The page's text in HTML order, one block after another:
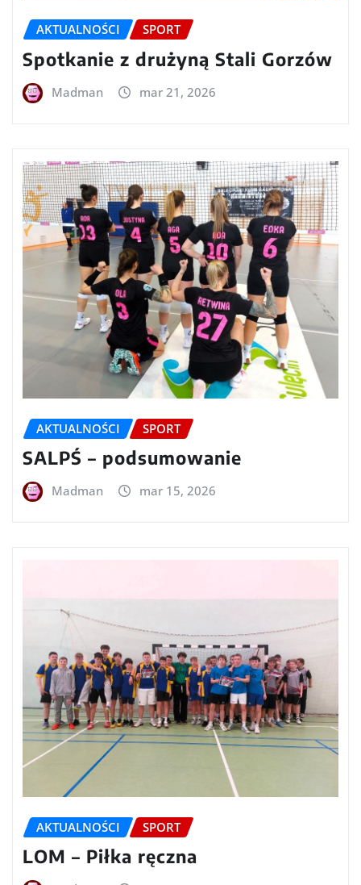
AKTUALNOŚCI SPORT
Spotkanie z drużyną Stali Gorzów
Madman mar 21, 2026
AKTUALNOŚCI SPORT
SALPŚ – podsumowanie
Madman mar 15, 2026
AKTUALNOŚCI SPORT
LOM – Piłka ręczna